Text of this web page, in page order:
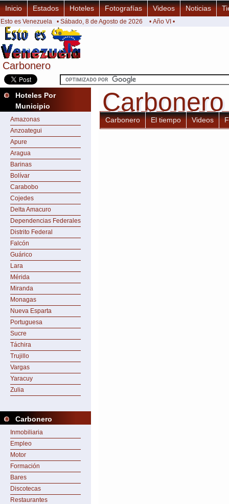
Carbonero
Carbonero
Inicio Estados Hoteles Fotografías Videos Noticias
Esto es Venezuela • Sábado, 8 de Agosto de 2026 • Año VI •
Hoteles Por
Municipio
Amazonas
Anzoategui
Apure
Aragua
Barinas
Bolívar
Carabobo
Cojedes
Delta Amacuro
Dependencias Federales
Distrito Federal
Falcón
Guárico
Lara
Mérida
Miranda
Monagas
Nueva Esparta
Portuguesa
Sucre
Táchira
Trujillo
Vargas
Yaracuy
Zulia
Carbonero
Inmobiliaria
Empleo
Motor
Formación
Bares
Discotecas
Restaurantes
Carbonero
Carbonero
Carbonero El tiempo Videos